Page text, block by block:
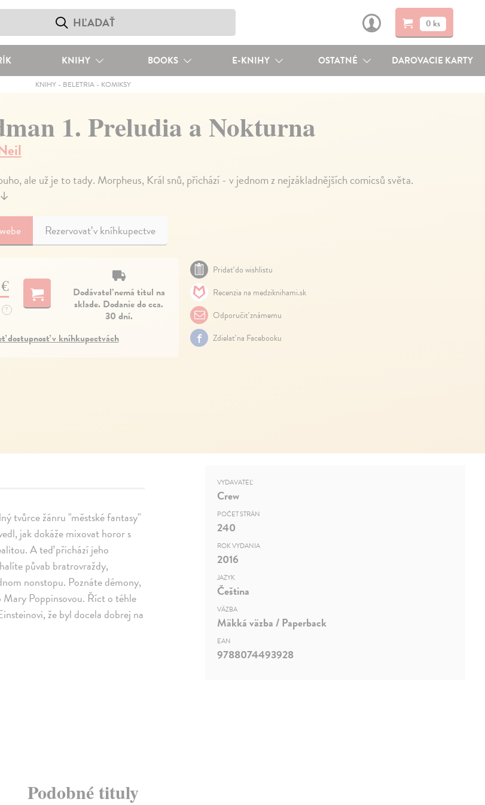
0 ks
KNIHY BOOKS E-KNIHY OSTATNÉ DAROVACIE KARTY
KNIHY- BELETRIA- KOMIKSY
1. Preludia a Nokturna
ale už je to tady. Morpheus, Král snů, přichází - v jednom z nejzákladnějších comicsů světa.
↓
Rezervovať v kníhkupectve
?
Dodávateľ nemá titul na
sklade. Dodanie do cca.
30 dní.
dostupnosť v kníhkupectvách
Pridať do wishlistu
Recenzia na medziknihami.sk
Odporučiť známemu
Zdielať na Facebooku
tvůrce žánru "městské fantasy"
jak dokáže mixovat horor s
A teď přichází jeho
půvab bratrovraždy,
nonstopu. Poznáte démony,
Mary Poppinsovou. Říct o téhle
že byl docela dobrej na
VYDAVATEĽ
Crew
POČET STRÁN
240
ROK VYDANIA
2016
JAZYK
Čeština
VÄZBA
Mäkká väzba / Paperback
EAN
9788074493928
Podobné tituly